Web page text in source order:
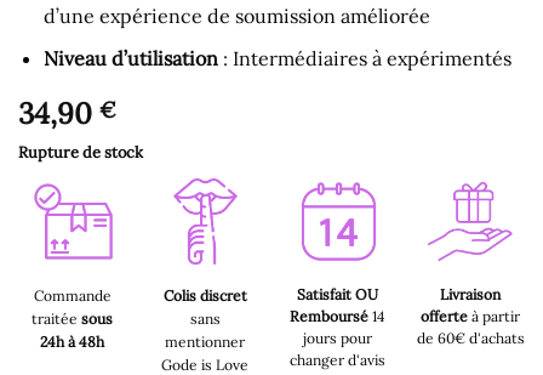
d’une expérience de soumission améliorée
Niveau d’utilisation: Intermédiaires à expérimentés
34,90 €
Rupture de stock
Commande
traitée sous
24h à 48h
Colis discret
sans
mentionner
Gode is Love
Satisfait OU
Remboursé14
jours pour
changer d'avis
Livraison
offerte à partir
de 60€ d'achats